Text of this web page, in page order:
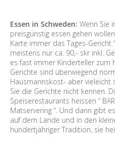
Essen in Schweden: Wenn Sie
preisgünstig essen gehen
Karte immer das Tages-Gericht
meistens nur ca. 90,- skr inkl.
es fast immer Kinderteller zum
Gerichte sind überwiegend
Hausmannskost- aber vieleicht
Sie die Gerichte nicht kennen.
Speiserestaurants heissen “
Matservering “. Und dann gibt
auf dem Lande und in den
hundertjähriger Tradition, sie